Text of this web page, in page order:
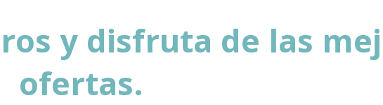
y disfruta de las
ofertas.